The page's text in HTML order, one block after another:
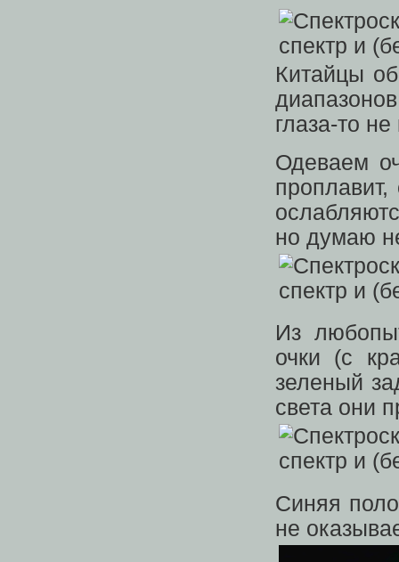
Китайцы
глаза-то
Одеваем
но думаю
Из
очки (с
зеленый
света они
Синяя
не